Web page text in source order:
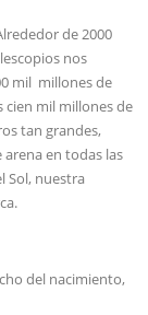
de 2000
nos
mil millones de
cien mil millones de
tan grandes,
en todas las
Sol, nuestra
del nacimiento,